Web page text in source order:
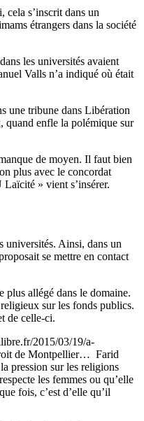
cela s’inscrit dans un
étrangers dans la société
les universités avaient
Valls n’a indiqué où était
une tribune dans Libération
quand enfle la polémique sur
de moyen. Il faut bien
plus avec le concordat
Laïcité » vient s’insérer.
universités. Ainsi, dans un
se mettre en contact
plus allégé dans le domaine.
sur les fonds publics.
de celle-ci.
2015/03/19/a-
de Montpellier… Farid
pression sur les religions
les femmes ou qu’elle
fois, c’est d’elle qu’il